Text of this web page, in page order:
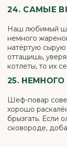
24. САМЫЕ
Наш любимый
немного
натёртую сырую
оттащишь,
котлеты, то их
25.
Шеф-повар
хорошо
брызгать. Если
сковороде,